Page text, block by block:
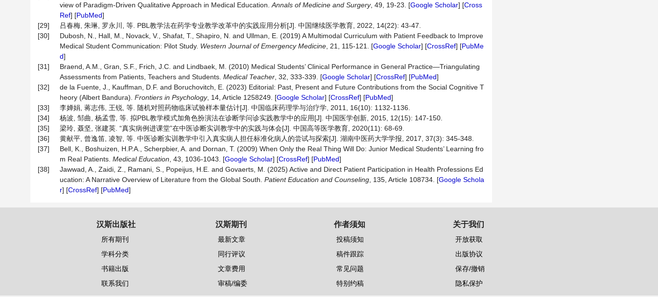
view of Paradigm-Driven Qualitative Approach in Medical Education. Annals of Medicine and Surgery, 49, 19-23. [Google Scholar] [Cross
Ref] [PubMed]
[29]
吕春梅, 朱琳, 罗永川, 等. PBL教学法在药学专业教学改革中的实践应用分析[J]. 中国继续医学教育, 2022, 14(22): 43-47.
[30]
Dubosh, N., Hall, M., Novack, V., Shafat, T., Shapiro, N. and Ullman, E. (2019) A Multimodal Curriculum with Patient Feedback to Improve
Medical Student Communication: Pilot Study. Western Journal of Emergency Medicine , 21, 115-121. [Google Scholar] [CrossRef] [PubMe
d]
[31]
Braend, A.M., Gran, S.F., Frich, J.C. and Lindbaek, M. (2010) Medical Students’ Clinical Performance in General Practice—Triangulating
Assessments from Patients, Teachers and Students. Medical Teacher , 32, 333-339. [Google Scholar] [CrossRef] [PubMed]
[32]
de la Fuente, J., Kauffman, D.F. and Boruchovitch, E. (2023) Editorial: Past, Present and Future Contributions from the Social Cognitive T
heory (Albert Bandura). Frontiers in Psychology, 14, Article 1258249. [Google Scholar] [CrossRef] [PubMed]
[33]
李婵娟, 蒋志伟, 王锐, 等. 随机对照药物临床试验样本量估计[J]. 中国临床药理学与治疗学, 2011, 16(10): 1132-1136.
[34]
杨波, 邹曲, 杨孟雪, 等. 拟PBL教学模式加角色扮演法在诊断学问诊实践教学中的应用[J]. 中国医学创新, 2015, 12(15): 147-150.
[35]
梁玲, 聂坚, 张建英. “真实病例进课堂”在中医诊断实训教学中的实践与体会[J]. 中国高等医学教育, 2020(11): 68-69.
[36]
黄献平, 曾逸笛, 凌智, 等. 中医诊断实训教学中引入真实病人担任标准化病人的尝试与探索[J]. 湖南中医药大学学报, 2017, 37(3): 345-348.
[37]
Bell, K., Boshuizen, H.P.A., Scherpbier, A. and Dornan, T. (2009) When Only the Real Thing Will Do: Junior Medical Students’ Learning fro
m Real Patients. Medical Education , 43, 1036-1043. [Google Scholar] [CrossRef] [PubMed]
[38]
Jawwad, A., Zaidi, Z., Ramani, S., Popeijus, H.E. and Govaerts, M. (2025) Active and Direct Patient Participation in Health Professions Ed
ucation: A Narrative Overview of Literature from the Global South. Patient Education and Counseling , 135, Article 108734. [Google Schola
r] [CrossRef] [PubMed]
汉斯出版社
所有期刊
学科分类
书籍出版
联系我们
汉斯期刊
最新文章
同行评议
文章费用
审稿/编委
作者须知
投稿须知
稿件跟踪
常见问题
特别约稿
关于我们
开放获取
出版协议
保存/撤销
隐私保护